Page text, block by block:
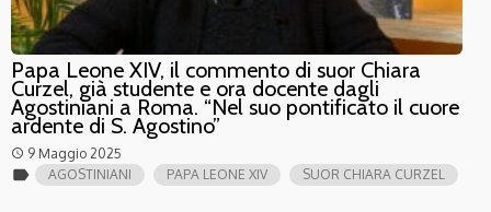
Papa Leone XIV, il commento di suor Chiara
Curzel, già studente e ora docente dagli
Agostiniani a Roma. “Nel suo pontificato il cuore
ardente di S. Agostino”
access_time 9 Maggio 2025
label AGOSTINIANI PAPA LEONE XIV SUOR CHIARA CURZEL